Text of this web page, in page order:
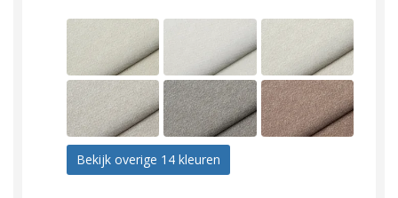
Bekijk overige 14 kleuren